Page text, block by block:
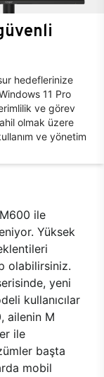
hedeflerinize
11 Pro
ve görev
olmak üzere
ve yönetim
ile
Yüksek
olabilirsiniz.
yeni
kullanıcılar
ailenin M
ile
başta
mobil